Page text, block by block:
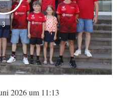
3
2026 um 11:13